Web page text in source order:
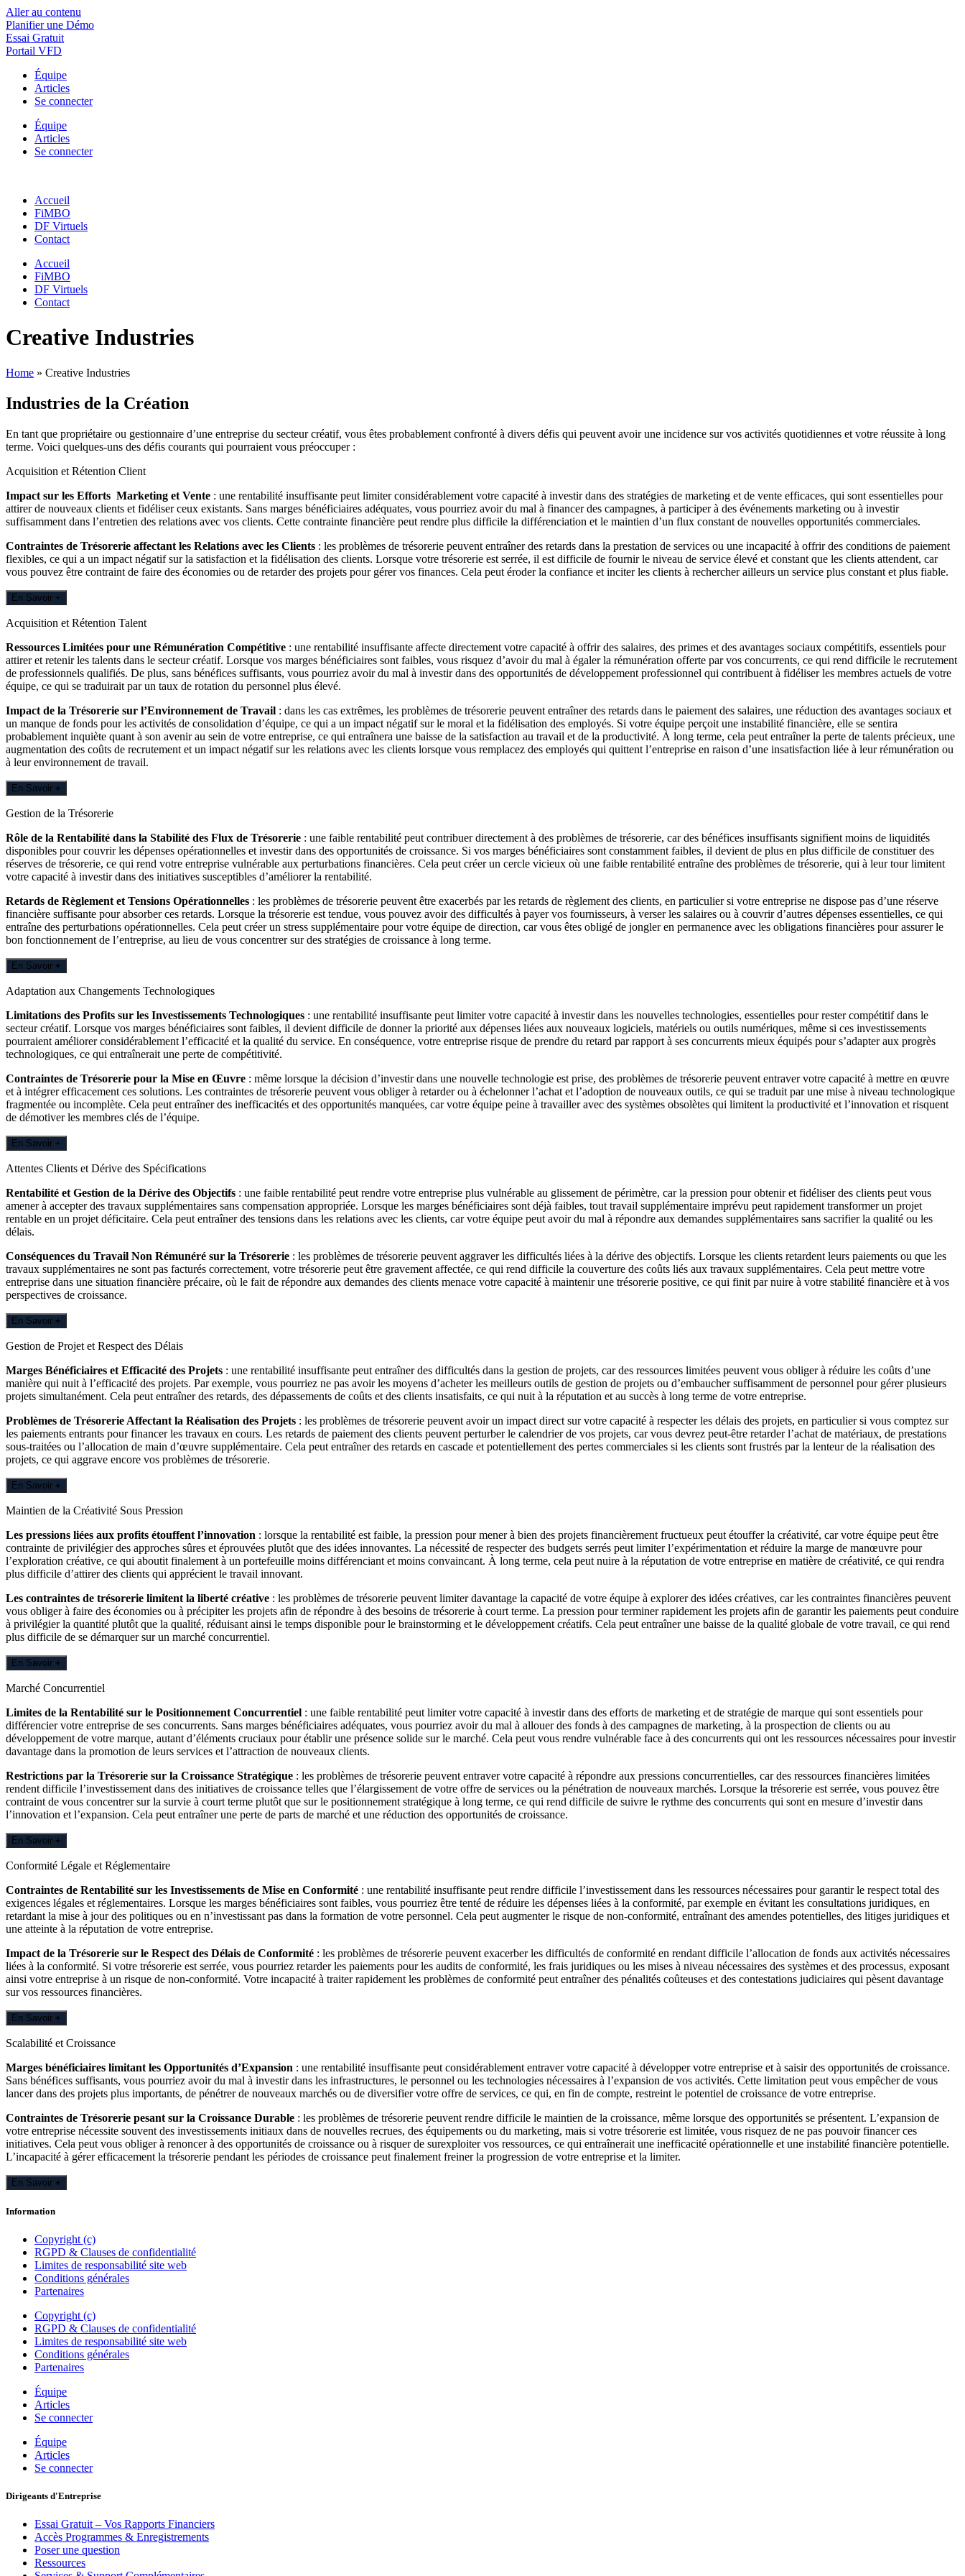
Aller au contenu
Planifier une Démo
Essai Gratuit
Portail VFD
Équipe
Articles
Se connecter
Équipe
Articles
Se connecter
Accueil
FiMBO
DF Virtuels
Contact
Accueil
FiMBO
DF Virtuels
Contact
Creative Industries
Home » Creative Industries
Industries de la Création
En tant que propriétaire ou gestionnaire d’une entreprise du secteur créatif, vous êtes probablement confronté à divers défis qui peuvent avoir une incidence sur vos activités quotidiennes et votre réussite à long
terme. Voici quelques-uns des défis courants qui pourraient vous préoccuper :
Acquisition et Rétention Client
Impact sur les Efforts Marketing et Vente : une rentabilité insuffisante peut limiter considérablement votre capacité à investir dans des stratégies de marketing et de vente efficaces, qui sont essentielles pour
attirer de nouveaux clients et fidéliser ceux existants. Sans marges bénéficiaires adéquates, vous pourriez avoir du mal à financer des campagnes, à participer à des événements marketing ou à investir
suffisamment dans l’entretien des relations avec vos clients. Cette contrainte financière peut rendre plus difficile la différenciation et le maintien d’un flux constant de nouvelles opportunités commerciales.
Contraintes de Trésorerie affectant les Relations avec les Clients : les problèmes de trésorerie peuvent entraîner des retards dans la prestation de services ou une incapacité à offrir des conditions de paiement
flexibles, ce qui a un impact négatif sur la satisfaction et la fidélisation des clients. Lorsque votre trésorerie est serrée, il est difficile de fournir le niveau de service élevé et constant que les clients attendent, car
vous pouvez être contraint de faire des économies ou de retarder des projets pour gérer vos finances. Cela peut éroder la confiance et inciter les clients à rechercher ailleurs un service plus constant et plus fiable.
En Savoir +
Acquisition et Rétention Talent
Ressources Limitées pour une Rémunération Compétitive : une rentabilité insuffisante affecte directement votre capacité à offrir des salaires, des primes et des avantages sociaux compétitifs, essentiels pour
attirer et retenir les talents dans le secteur créatif. Lorsque vos marges bénéficiaires sont faibles, vous risquez d’avoir du mal à égaler la rémunération offerte par vos concurrents, ce qui rend difficile le recrutement
de professionnels qualifiés. De plus, sans bénéfices suffisants, vous pourriez avoir du mal à investir dans des opportunités de développement professionnel qui contribuent à fidéliser les membres actuels de votre
équipe, ce qui se traduirait par un taux de rotation du personnel plus élevé.
Impact de la Trésorerie sur l’Environnement de Travail : dans les cas extrêmes, les problèmes de trésorerie peuvent entraîner des retards dans le paiement des salaires, une réduction des avantages sociaux et
un manque de fonds pour les activités de consolidation d’équipe, ce qui a un impact négatif sur le moral et la fidélisation des employés. Si votre équipe perçoit une instabilité financière, elle se sentira
probablement inquiète quant à son avenir au sein de votre entreprise, ce qui entraînera une baisse de la satisfaction au travail et de la productivité. À long terme, cela peut entraîner la perte de talents précieux, une
augmentation des coûts de recrutement et un impact négatif sur les relations avec les clients lorsque vous remplacez des employés qui quittent l’entreprise en raison d’une insatisfaction liée à leur rémunération ou
à leur environnement de travail.
En Savoir +
Gestion de la Trésorerie
Rôle de la Rentabilité dans la Stabilité des Flux de Trésorerie : une faible rentabilité peut contribuer directement à des problèmes de trésorerie, car des bénéfices insuffisants signifient moins de liquidités
disponibles pour couvrir les dépenses opérationnelles et investir dans des opportunités de croissance. Si vos marges bénéficiaires sont constamment faibles, il devient de plus en plus difficile de constituer des
réserves de trésorerie, ce qui rend votre entreprise vulnérable aux perturbations financières. Cela peut créer un cercle vicieux où une faible rentabilité entraîne des problèmes de trésorerie, qui à leur tour limitent
votre capacité à investir dans des initiatives susceptibles d’améliorer la rentabilité.
Retards de Règlement et Tensions Opérationnelles : les problèmes de trésorerie peuvent être exacerbés par les retards de règlement des clients, en particulier si votre entreprise ne dispose pas d’une réserve
financière suffisante pour absorber ces retards. Lorsque la trésorerie est tendue, vous pouvez avoir des difficultés à payer vos fournisseurs, à verser les salaires ou à couvrir d’autres dépenses essentielles, ce qui
entraîne des perturbations opérationnelles. Cela peut créer un stress supplémentaire pour votre équipe de direction, car vous êtes obligé de jongler en permanence avec les obligations financières pour assurer le
bon fonctionnement de l’entreprise, au lieu de vous concentrer sur des stratégies de croissance à long terme.
En Savoir +
Adaptation aux Changements Technologiques
Limitations des Profits sur les Investissements Technologiques : une rentabilité insuffisante peut limiter votre capacité à investir dans les nouvelles technologies, essentielles pour rester compétitif dans le
secteur créatif. Lorsque vos marges bénéficiaires sont faibles, il devient difficile de donner la priorité aux dépenses liées aux nouveaux logiciels, matériels ou outils numériques, même si ces investissements
pourraient améliorer considérablement l’efficacité et la qualité du service. En conséquence, votre entreprise risque de prendre du retard par rapport à ses concurrents mieux équipés pour s’adapter aux progrès
technologiques, ce qui entraînerait une perte de compétitivité.
Contraintes de Trésorerie pour la Mise en Œuvre : même lorsque la décision d’investir dans une nouvelle technologie est prise, des problèmes de trésorerie peuvent entraver votre capacité à mettre en œuvre
et à intégrer efficacement ces solutions. Les contraintes de trésorerie peuvent vous obliger à retarder ou à échelonner l’achat et l’adoption de nouveaux outils, ce qui se traduit par une mise à niveau technologique
fragmentée ou incomplète. Cela peut entraîner des inefficacités et des opportunités manquées, car votre équipe peine à travailler avec des systèmes obsolètes qui limitent la productivité et l’innovation et risquent
de démotiver les membres clés de l’équipe.
En Savoir +
Attentes Clients et Dérive des Spécifications
Rentabilité et Gestion de la Dérive des Objectifs : une faible rentabilité peut rendre votre entreprise plus vulnérable au glissement de périmètre, car la pression pour obtenir et fidéliser des clients peut vous
amener à accepter des travaux supplémentaires sans compensation appropriée. Lorsque les marges bénéficiaires sont déjà faibles, tout travail supplémentaire imprévu peut rapidement transformer un projet
rentable en un projet déficitaire. Cela peut entraîner des tensions dans les relations avec les clients, car votre équipe peut avoir du mal à répondre aux demandes supplémentaires sans sacrifier la qualité ou les
délais.
Conséquences du Travail Non Rémunéré sur la Trésorerie : les problèmes de trésorerie peuvent aggraver les difficultés liées à la dérive des objectifs. Lorsque les clients retardent leurs paiements ou que les
travaux supplémentaires ne sont pas facturés correctement, votre trésorerie peut être gravement affectée, ce qui rend difficile la couverture des coûts liés aux travaux supplémentaires. Cela peut mettre votre
entreprise dans une situation financière précaire, où le fait de répondre aux demandes des clients menace votre capacité à maintenir une trésorerie positive, ce qui finit par nuire à votre stabilité financière et à vos
perspectives de croissance.
En Savoir +
Gestion de Projet et Respect des Délais
Marges Bénéficiaires et Efficacité des Projets : une rentabilité insuffisante peut entraîner des difficultés dans la gestion de projets, car des ressources limitées peuvent vous obliger à réduire les coûts d’une
manière qui nuit à l’efficacité des projets. Par exemple, vous pourriez ne pas avoir les moyens d’acheter les meilleurs outils de gestion de projets ou d’embaucher suffisamment de personnel pour gérer plusieurs
projets simultanément. Cela peut entraîner des retards, des dépassements de coûts et des clients insatisfaits, ce qui nuit à la réputation et au succès à long terme de votre entreprise.
Problèmes de Trésorerie Affectant la Réalisation des Projets : les problèmes de trésorerie peuvent avoir un impact direct sur votre capacité à respecter les délais des projets, en particulier si vous comptez sur
les paiements entrants pour financer les travaux en cours. Les retards de paiement des clients peuvent perturber le calendrier de vos projets, car vous devrez peut-être retarder l’achat de matériaux, de prestations
sous-traitées ou l’allocation de main d’œuvre supplémentaire. Cela peut entraîner des retards en cascade et potentiellement des pertes commerciales si les clients sont frustrés par la lenteur de la réalisation des
projets, ce qui aggrave encore vos problèmes de trésorerie.
En Savoir +
Maintien de la Créativité Sous Pression
Les pressions liées aux profits étouffent l’innovation : lorsque la rentabilité est faible, la pression pour mener à bien des projets financièrement fructueux peut étouffer la créativité, car votre équipe peut être
contrainte de privilégier des approches sûres et éprouvées plutôt que des idées innovantes. La nécessité de respecter des budgets serrés peut limiter l’expérimentation et réduire la marge de manœuvre pour
l’exploration créative, ce qui aboutit finalement à un portefeuille moins différenciant et moins convaincant. À long terme, cela peut nuire à la réputation de votre entreprise en matière de créativité, ce qui rendra
plus difficile d’attirer des clients qui apprécient le travail innovant.
Les contraintes de trésorerie limitent la liberté créative : les problèmes de trésorerie peuvent limiter davantage la capacité de votre équipe à explorer des idées créatives, car les contraintes financières peuvent
vous obliger à faire des économies ou à précipiter les projets afin de répondre à des besoins de trésorerie à court terme. La pression pour terminer rapidement les projets afin de garantir les paiements peut conduire
à privilégier la quantité plutôt que la qualité, réduisant ainsi le temps disponible pour le brainstorming et le développement créatifs. Cela peut entraîner une baisse de la qualité globale de votre travail, ce qui rend
plus difficile de se démarquer sur un marché concurrentiel.
En Savoir +
Marché Concurrentiel
Limites de la Rentabilité sur le Positionnement Concurrentiel : une faible rentabilité peut limiter votre capacité à investir dans des efforts de marketing et de stratégie de marque qui sont essentiels pour
différencier votre entreprise de ses concurrents. Sans marges bénéficiaires adéquates, vous pourriez avoir du mal à allouer des fonds à des campagnes de marketing, à la prospection de clients ou au
développement de votre marque, autant d’éléments cruciaux pour établir une présence solide sur le marché. Cela peut vous rendre vulnérable face à des concurrents qui ont les ressources nécessaires pour investir
davantage dans la promotion de leurs services et l’attraction de nouveaux clients.
Restrictions par la Trésorerie sur la Croissance Stratégique : les problèmes de trésorerie peuvent entraver votre capacité à répondre aux pressions concurrentielles, car des ressources financières limitées
rendent difficile l’investissement dans des initiatives de croissance telles que l’élargissement de votre offre de services ou la pénétration de nouveaux marchés. Lorsque la trésorerie est serrée, vous pouvez être
contraint de vous concentrer sur la survie à court terme plutôt que sur le positionnement stratégique à long terme, ce qui rend difficile de suivre le rythme des concurrents qui sont en mesure d’investir dans
l’innovation et l’expansion. Cela peut entraîner une perte de parts de marché et une réduction des opportunités de croissance.
En Savoir +
Conformité Légale et Réglementaire
Contraintes de Rentabilité sur les Investissements de Mise en Conformité : une rentabilité insuffisante peut rendre difficile l’investissement dans les ressources nécessaires pour garantir le respect total des
exigences légales et réglementaires. Lorsque les marges bénéficiaires sont faibles, vous pourriez être tenté de réduire les dépenses liées à la conformité, par exemple en évitant les consultations juridiques, en
retardant la mise à jour des politiques ou en n’investissant pas dans la formation de votre personnel. Cela peut augmenter le risque de non-conformité, entraînant des amendes potentielles, des litiges juridiques et
une atteinte à la réputation de votre entreprise.
Impact de la Trésorerie sur le Respect des Délais de Conformité : les problèmes de trésorerie peuvent exacerber les difficultés de conformité en rendant difficile l’allocation de fonds aux activités nécessaires
liées à la conformité. Si votre trésorerie est serrée, vous pourriez retarder les paiements pour les audits de conformité, les frais juridiques ou les mises à niveau nécessaires des systèmes et des processus, exposant
ainsi votre entreprise à un risque de non-conformité. Votre incapacité à traiter rapidement les problèmes de conformité peut entraîner des pénalités coûteuses et des contestations judiciaires qui pèsent davantage
sur vos ressources financières.
En Savoir +
Scalabilité et Croissance
Marges bénéficiaires limitant les Opportunités d’Expansion : une rentabilité insuffisante peut considérablement entraver votre capacité à développer votre entreprise et à saisir des opportunités de croissance.
Sans bénéfices suffisants, vous pourriez avoir du mal à investir dans les infrastructures, le personnel ou les technologies nécessaires à l’expansion de vos activités. Cette limitation peut vous empêcher de vous
lancer dans des projets plus importants, de pénétrer de nouveaux marchés ou de diversifier votre offre de services, ce qui, en fin de compte, restreint le potentiel de croissance de votre entreprise.
Contraintes de Trésorerie pesant sur la Croissance Durable : les problèmes de trésorerie peuvent rendre difficile le maintien de la croissance, même lorsque des opportunités se présentent. L’expansion de
votre entreprise nécessite souvent des investissements initiaux dans de nouvelles recrues, des équipements ou du marketing, mais si votre trésorerie est limitée, vous risquez de ne pas pouvoir financer ces
initiatives. Cela peut vous obliger à renoncer à des opportunités de croissance ou à risquer de surexploiter vos ressources, ce qui entraînerait une inefficacité opérationnelle et une instabilité financière potentielle.
L’incapacité à gérer efficacement la trésorerie pendant les périodes de croissance peut finalement freiner la progression de votre entreprise et la limiter.
En Savoir +
Information
Copyright (c)
RGPD & Clauses de confidentialité
Limites de responsabilité site web
Conditions générales
Partenaires
Copyright (c)
RGPD & Clauses de confidentialité
Limites de responsabilité site web
Conditions générales
Partenaires
Équipe
Articles
Se connecter
Équipe
Articles
Se connecter
Dirigeants d'Entreprise
Essai Gratuit – Vos Rapports Financiers
Accès Programmes & Enregistrements
Poser une question
Ressources